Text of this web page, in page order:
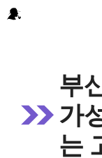
Skip
부
가
는